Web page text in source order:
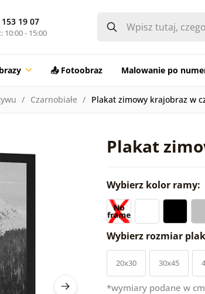
19 07
10:00 - 15:00
📤 Fotoobraz Malowanie po
Czarnobiałe Plakat zimowy krajobraz w
Plakat
Wybierz kolor ramy:
Wybierz rozmiar
20x30 30x45
*wymiary podane w